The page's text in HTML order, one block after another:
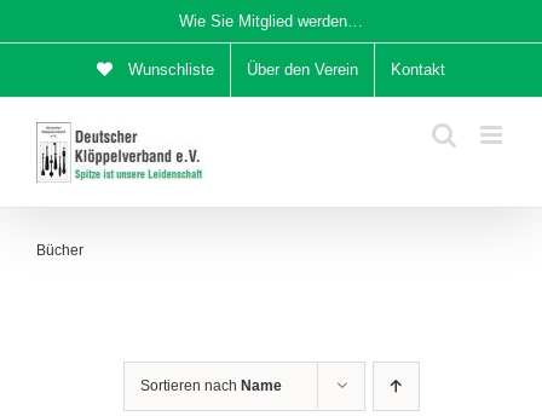
Inhalt
Wie Sie Mitglied werden…
Wunschliste Über den Verein Kontakt
Bücher
Sortieren nach Name